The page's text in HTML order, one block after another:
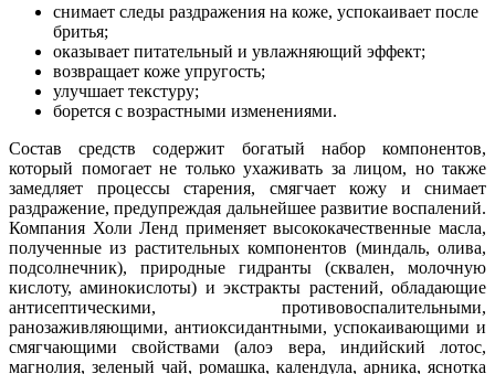
снимает следы раздражения на коже, успокаивает после
бритья;
оказывает питательный и увлажняющий эффект;
возвращает коже упругость;
улучшает текстуру;
борется с возрастными изменениями.
Состав средств содержит богатый набор компонентов,
который помогает не только ухаживать за лицом, но также
замедляет процессы старения, смягчает кожу и снимает
раздражение, предупреждая дальнейшее развитие воспалений.
Компания Холи Ленд применяет высококачественные масла,
полученные из растительных компонентов (миндаль, олива,
подсолнечник), природные гидранты (сквален, молочную
кислоту, аминокислоты) и экстракты растений, обладающие
антисептическими, противовоспалительными,
ранозаживляющими, антиоксидантными, успокаивающими и
смягчающими свойствами (алоэ вера, индийский лотос,
магнолия, зеленый чай, ромашка, календула, арника, яснотка